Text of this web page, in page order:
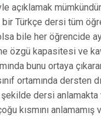
açıklamak
bir Türkçe dersi tüm
bile her öğrencide
özgü kapasitesi ve
bunu ortaya
ortamında dersten
dersi anlamakta
kısmını